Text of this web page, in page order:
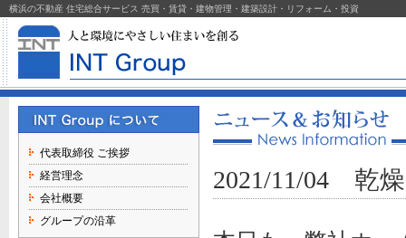
横浜の不動産 住宅総合サービス 売買・賃貸・建物管理・建築設計・リフォーム・投資
2021/11/04 乾
代表取締役 ご挨拶
経営理念
会社概要
グループの沿革